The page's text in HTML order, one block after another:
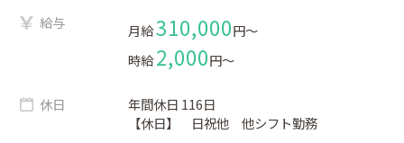
給与 月給310,000円〜
時給2,000円〜
休日
年間休日 116日
【休日】 日祝他 他シフト勤務